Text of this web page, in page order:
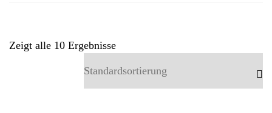
Zeigt alle 10 Ergebnisse